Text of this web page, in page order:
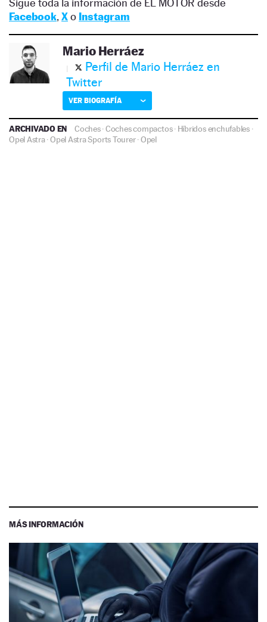
Sigue toda la información de EL MOTOR desde
Facebook, Xo Instagram
Mario Herráez
Perfil de Mario Herráez en
Twitter
VER BIOGRAFÍA
ARCHIVADO EN Coches·Coches compactos· Híbridos enchufables ·
Opel Astra·Opel Astra Sports Tourer·Opel
MÁS INFORMACIÓN